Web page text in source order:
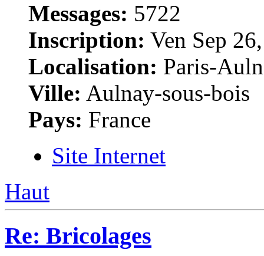
Messages: 5722
Inscription: Ven Sep
Localisation: Paris-
Ville: Aulnay-sous-bois
Pays: France
Site Internet
Haut
Re: Bricolages